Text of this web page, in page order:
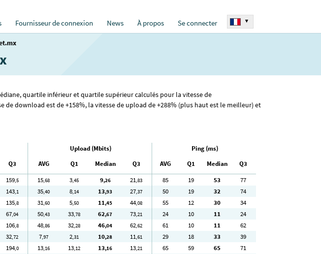
Fournisseur de connexion News À propos Se connecter ▾
quartile inférieur et quartile supérieur calculés pour la vitesse de
download est de +158%, la vitesse de upload de +288% (plus haut est le meilleur) et
Upload (Mbits)
Ping (ms)
Q3 AVG Q1 Median Q3 AVG Q1 Median
Q3
159,5 15,68 3,45 9,26 21,83 85 19 53
77
143,1 35,40 8,14 13,93 27,37 50 19 32
74
135,8 31,60 5,50 11,45 44,08 55 12 30
34
67,04 50,43 33,78 62,67 73,21 24 10 11
24
106,8 48,86 32,28 46,04 62,62 61 10 11
62
32,72 7,97 2,31 10,28 11,61 29 18 33
39
194,0 13,16 13,12 13,16 13,21 65 59 65
71